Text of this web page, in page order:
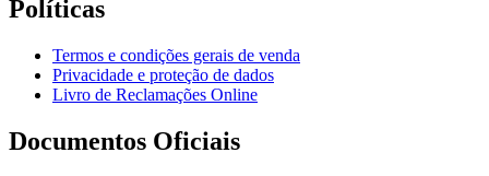
Políticas
Termos e condições gerais de venda
Privacidade e proteção de dados
Livro de Reclamações Online
Documentos Oficiais